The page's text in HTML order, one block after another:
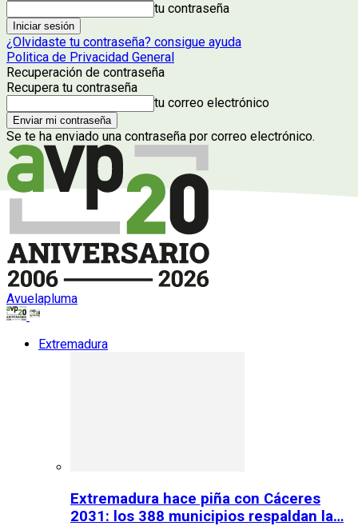
tu contraseña
¿Olvidaste tu contraseña? consigue ayuda
Politica de Privacidad General
Recuperación de contraseña
Recupera tu contraseña
tu correo electrónico
Se te ha enviado una contraseña por correo electrónico.
Avuelapluma
Extremadura
Extremadura hace piña con Cáceres
2031: los 388 municipios respaldan la…